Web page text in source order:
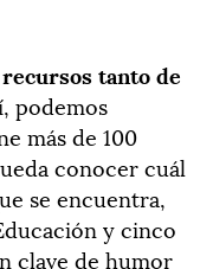
tanto de
podemos
más de 100
conocer cuál
se encuentra,
y cinco
clave de humor